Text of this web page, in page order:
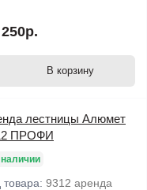
В корзину
лестницы Алюмет
ПРОФИ
товара: 9312 аренда